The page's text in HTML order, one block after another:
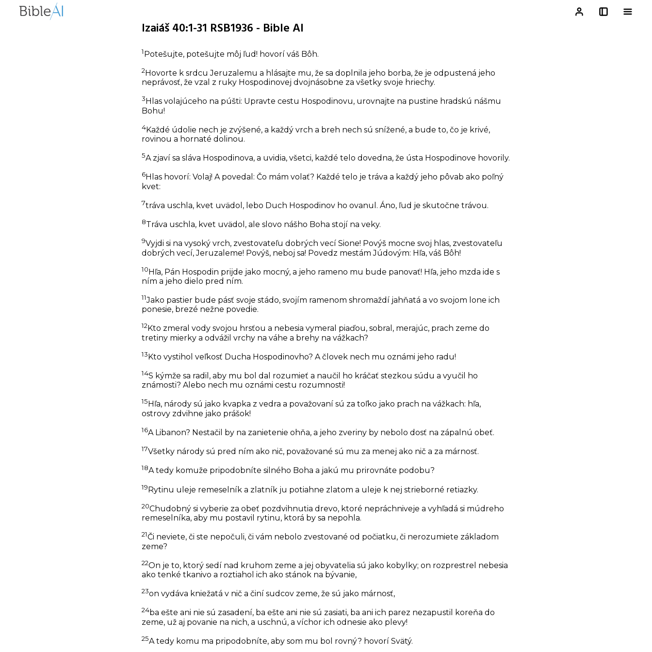
Izaiáš 40:1-31 RSB1936 - Bible AI
1Potešujte, potešujte môj ľud! hovorí váš Bôh.
2 Hovorte k srdcu Jeruzalemu a hlásajte mu, že sa doplnila jeho borba, že je odpustená jeho
neprávosť, že vzal z ruky Hospodinovej dvojnásobne za všetky svoje hriechy.
3 Hlas volajúceho na púšti: Upravte cestu Hospodinovu, urovnajte na pustine hradskú nášmu
Bohu!
4Každé údolie nech je zvýšené, a každý vrch a breh nech sú snížené, a bude to, čo je krivé,
rovinou a hornaté dolinou.
5A zjaví sa sláva Hospodinova, a uvidia, všetci, každé telo dovedna, že ústa Hospodinove hovorily.
6Hlas hovorí: Volaj! A povedal: Čo mám volať? Každé telo je tráva a každý jeho pôvab ako poľný
kvet:
7tráva uschla, kvet uvädol, lebo Duch Hospodinov ho ovanul. Áno, ľud je skutočne trávou.
8Tráva uschla, kvet uvädol, ale slovo nášho Boha stojí na veky.
9Vyjdi si na vysoký vrch, zvestovateľu dobrých vecí Sione! Povýš mocne svoj hlas, zvestovateľu
dobrých vecí, Jeruzaleme! Povýš, neboj sa! Povedz mestám Júdovým: Hľa, váš Bôh!
10Hľa, Pán Hospodin prijde jako mocný, a jeho rameno mu bude panovať! Hľa, jeho mzda ide s
ním a jeho dielo pred ním.
11Jako pastier bude pásť svoje stádo, svojím ramenom shromaždí jahňatá a vo svojom lone ich
ponesie, brezé nežne povedie.
12Kto zmeral vody svojou hrsťou a nebesia vymeral piaďou, sobral, merajúc, prach zeme do
tretiny mierky a odvážil vrchy na váhe a brehy na vážkach?
13Kto vystihol veľkosť Ducha Hospodinovho? A človek nech mu oznámi jeho radu!
14S kýmže sa radil, aby mu bol dal rozumieť a naučil ho kráčať stezkou súdu a vyučil ho
známosti? Alebo nech mu oznámi cestu rozumnosti!
15 Hľa, národy sú jako kvapka z vedra a považovaní sú za toľko jako prach na vážkach: hľa,
ostrovy zdvihne jako prášok!
16A Libanon? Nestačil by na zanietenie ohňa, a jeho zveriny by nebolo dosť na zápalnú obeť.
17Všetky národy sú pred ním ako nič, považované sú mu za menej ako nič a za márnosť.
18A tedy komuže pripodobníte silného Boha a jakú mu prirovnáte podobu?
19Rytinu uleje remeselník a zlatník ju potiahne zlatom a uleje k nej strieborné retiazky.
20Chudobný si vyberie za obeť pozdvihnutia drevo, ktoré nepráchniveje a vyhľadá si múdreho
remeselníka, aby mu postavil rytinu, ktorá by sa nepohla.
21Či neviete, či ste nepočuli, či vám nebolo zvestované od počiatku, či nerozumiete základom
zeme?
22On je to, ktorý sedí nad kruhom zeme a jej obyvatelia sú jako kobylky; on rozprestrel nebesia
ako tenké tkanivo a roztiahol ich ako stánok na bývanie,
23on vydáva kniežatá v nič a činí sudcov zeme, že sú jako márnosť,
24ba ešte ani nie sú zasadení, ba ešte ani nie sú zasiati, ba ani ich parez nezapustil koreňa do
zeme, už aj povanie na nich, a uschnú, a víchor ich odnesie ako plevy!
25A tedy komu ma pripodobníte, aby som mu bol rovný? hovorí Svätý.